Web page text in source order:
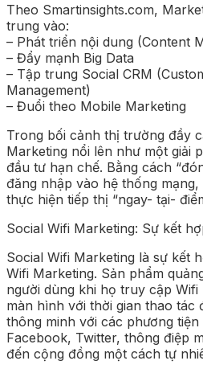
Theo Smartinsights.com,
trung vào:
– Phát triển nội dung (Content
– Đẩy mạnh Big Data
– Tập trung Social CRM
Management)
– Đuổi theo Mobile Marketing
Trong bối cảnh thị trường đầy
Marketing nổi lên như một giải
đầu tư hạn chế. Bằng cách
đăng nhập vào hệ thống
thực hiện tiếp thị “ngay- tại-
Social Wifi Marketing: Sự kết
Social Wifi Marketing là sự kết
Wifi Marketing. Sản phẩm
người dùng khi họ truy cập
màn hình với thời gian thao tác
thông minh với các phương
Facebook, Twitter, thông điệp
đến cộng đồng một cách tự